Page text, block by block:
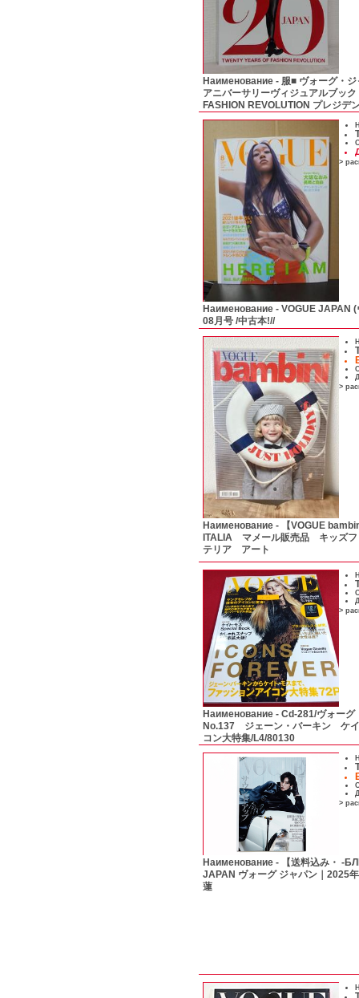
Наименование - 服■ ヴォーグ・
アニバーサリーヴィジュアルブッ
FASHION REVOLUTION プレジ
>
Наименование - VOGUE JAPAN
08月号 /中古本!//
>
Наименование -
【VOGUE
ITALIA マメール販売品 キッズ
テリア アート
>
Наименование - Cd-281/ヴォー
No.137 ジェーン・バーキン ケ
コン大特集/L4/80130
>
Наименование -
【送料込み・ -
JAPAN ヴォーグ ジャパン｜2025
蓮